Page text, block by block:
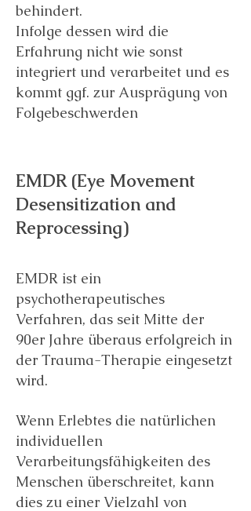
behindert.
Infolge dessen wird die
Erfahrung nicht wie sonst
integriert und verarbeitet und es
kommt ggf. zur Ausprägung von
Folgebeschwerden
EMDR (Eye Movement
Desensitization and
Reprocessing)
EMDR ist ein
psychotherapeutisches
Verfahren, das seit Mitte der
90er Jahre überaus erfolgreich in
der Trauma-Therapie eingesetzt
wird.
Wenn Erlebtes die natürlichen
individuellen
Verarbeitungsfähigkeiten des
Menschen überschreitet, kann
dies zu einer Vielzahl von